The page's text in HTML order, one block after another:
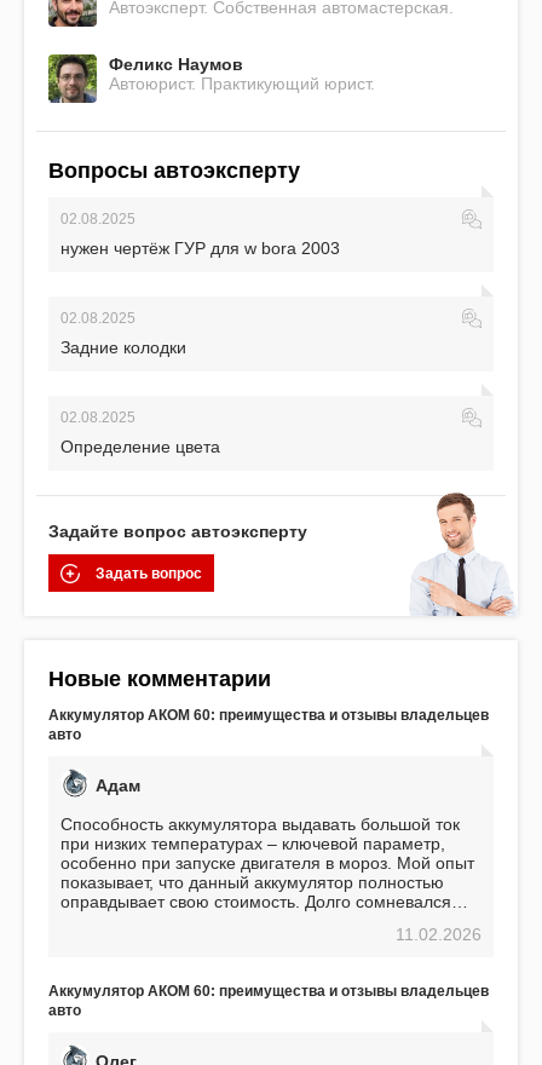
Автоэксперт. Собственная автомастерская.
Феликс Наумов
Автоюрист. Практикующий юрист.
Вопросы автоэксперту
02.08.2025
нужен чертёж ГУР для w bora 2003
02.08.2025
Задние колодки
02.08.2025
Определение цвета
Задайте вопрос автоэксперту
Задать вопрос
Новые комментарии
Аккумулятор АКОМ 60: преимущества и отзывы владельцев
авто
Адам
Способность аккумулятора выдавать большой ток
при низких температурах – ключевой параметр,
особенно при запуске двигателя в мороз. Мой опыт
показывает, что данный аккумулятор полностью
оправдывает свою стоимость. Долго сомневался
пожалел. Считаю, что это отличное вложение,11.02.2026
Аккумулятор АКОМ 60: преимущества и отзывы владельцев
авто